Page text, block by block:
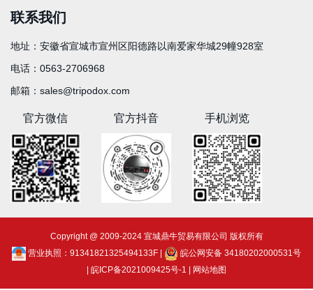
联系我们
地址： 安徽省宣城市宣州区阳德路以南爱家华城29幢928室
电话： 0563-2706968
邮箱： sales@tripodox.com
官方微信 官方抖音 手机浏览
Copyright @ 2009-2024 宣城鼎牛贸易有限公司 版权所有
营业执照：91341821325494133F
皖公网安备 34180202000531号
皖ICP备2021009425号-1 网站地图